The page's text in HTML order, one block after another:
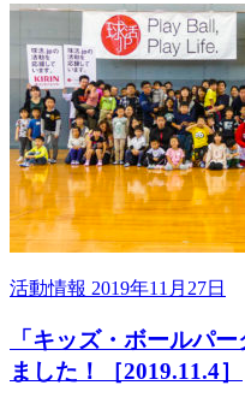
活動情報 2019年11月27日
「キッズ・ボールパ
ました！［2019.11.4］